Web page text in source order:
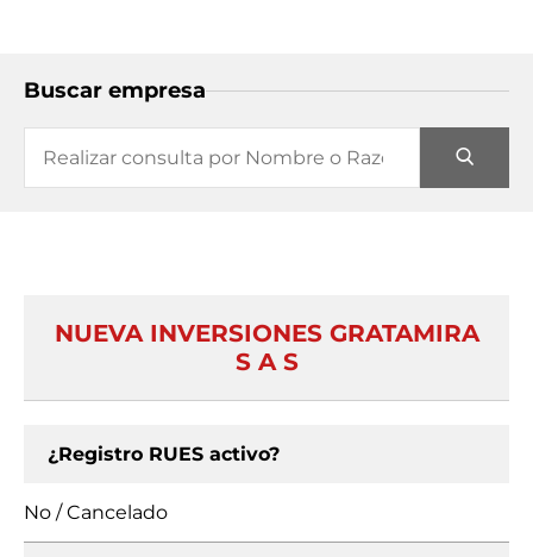
Buscar empresa
NUEVA INVERSIONES GRATAMIRA
S A S
¿Registro RUES activo?
No / Cancelado